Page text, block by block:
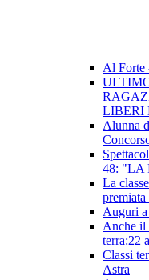
Al Forte
LIBERI
Alunna
48: "LA
La
Auguri a
Anche il
terra:22
Classi
Astra